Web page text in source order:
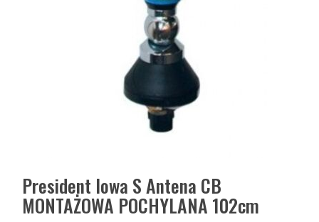
President Iowa S Antena CB
MONTAŻOWA POCHYLANA 102cm